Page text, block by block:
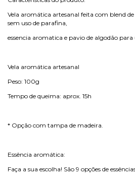
Vela aromática artesanal feita com blend
sem uso de parafina,
essencia aromatica e pavio de algodão
Vela aromática artesanal
Peso: 100g
Tempo de queima: aprox. 15h
* Opção com tampa de madeira.
Essência aromática:
Faça a sua escolha! São 9 opções de